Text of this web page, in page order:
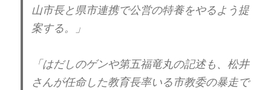
山市長と県市連携で公営の特養をやるよう提
案する。」
「はだしのゲンや第五福竜丸の記述も、松井
さんが任命した教育長率いる市教委の暴走で